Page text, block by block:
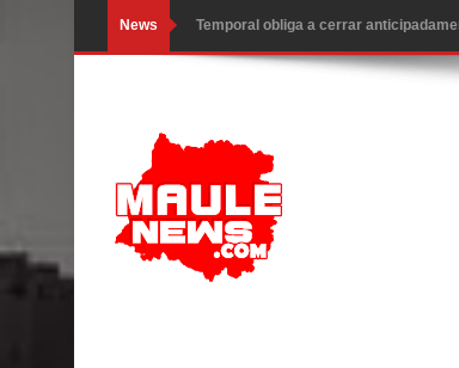
News Temporal obliga a cerrar
Miles llegan a la Plaza de Armas de
Alerta por hantavirus: expertos piden
Matrimonios Linarenses Celebraron
Departamento Comunal de Salud de